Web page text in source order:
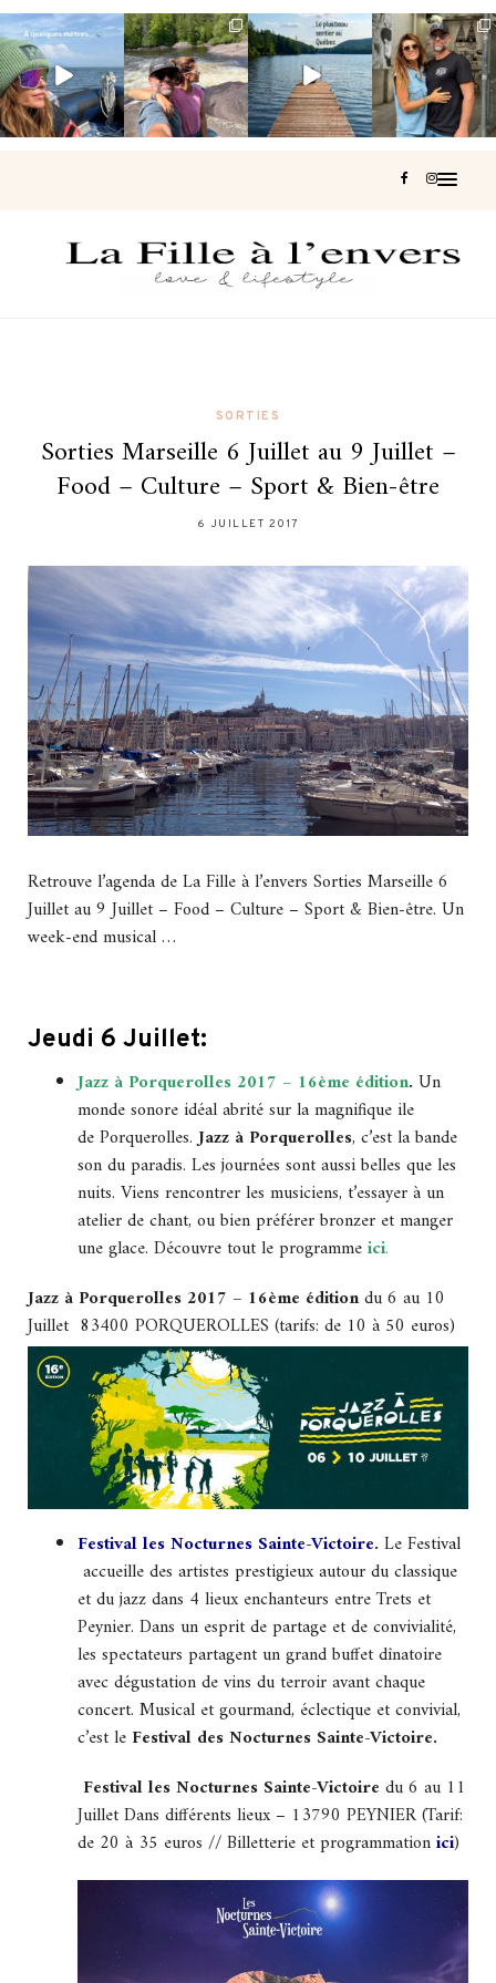
Voir une baleine
en photo, c’est
impressionnant
🐋...
Les Laurentides,
le Québec
version nature.
...
Et si je te disais
qu’il existe un
sentier où tu...
126 37
Montréal, une
très belle
surprise 🇨🇦
442
SORTIES
Sorties Marseille 6 Juillet au 9 Juillet –
Food – Culture – Sport & Bien-être
6 JUILLET 2017
Retrouve l’agenda de La Fille à l’envers Sorties Marseille 6
Juillet au 9 Juillet – Food – Culture – Sport & Bien-être. Un
week-end musical …
Jeudi 6 Juillet:
Jazz à Porquerolles 2017 – 16ème édition. Un
monde sonore idéal abrité sur la magnifique ile
de Porquerolles.Jazz à Porquerolles, c’est la bande
son du paradis. Les journées sont aussi belles que les
nuits. Viens rencontrer les musiciens, t’essayer à un
atelier de chant, ou bien préférer bronzer et manger
une glace. Découvre tout le programmeici.
Jazz à Porquerolles 2017 – 16ème éditiondu 6 au 10
Juillet 83400 PORQUEROLLES (tarifs: de 10 à 50 euros)
Festival les Nocturnes Sainte-Victoire. Le Festival
accueille des artistes prestigieux autour du classique
et du jazz dans 4 lieux enchanteurs entre Trets et
Peynier. Dans un esprit de partage et de convivialité,
les spectateurs partagent un grand buffet dînatoire
avec dégustation de vins du terroir avant chaque
concert. Musical et gourmand, éclectique et convivial,
c’est le Festival des Nocturnes Sainte-Victoire.
Festival les Nocturnes Sainte-Victoire du 6 au 11
Juillet Dans différents lieux – 13790 PEYNIER (Tarif:
de 20 à 35 euros // Billetterie et programmationici)